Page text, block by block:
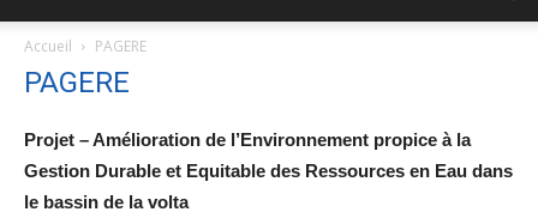
Accueil PAGERE
PAGERE
Projet – Amélioration de l’Environnement propice à la
Gestion Durable et Equitable des Ressources en Eau dans
le bassin de la volta